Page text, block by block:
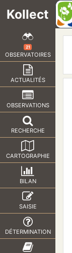
Kollect
21
OBSERVATOIRES
ACTUALITÉS
OBSERVATIONS
RECHERCHE
CARTOGRAPHIE
BILAN
SAISIE
DÉTERMINATION